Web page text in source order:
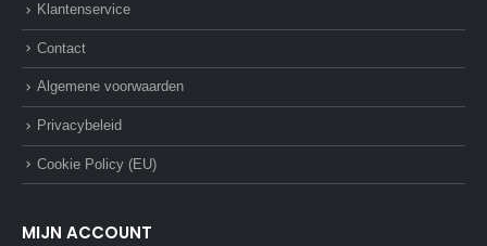
Klantenservice
Contact
Algemene voorwaarden
Privacybeleid
Cookie Policy (EU)
MIJN ACCOUNT